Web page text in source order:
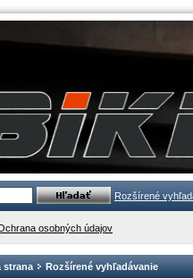
Rozšírené
osobných údajov
strana Rozšírené vyhľadávanie